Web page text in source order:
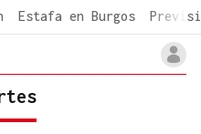
Estafa en Burgos